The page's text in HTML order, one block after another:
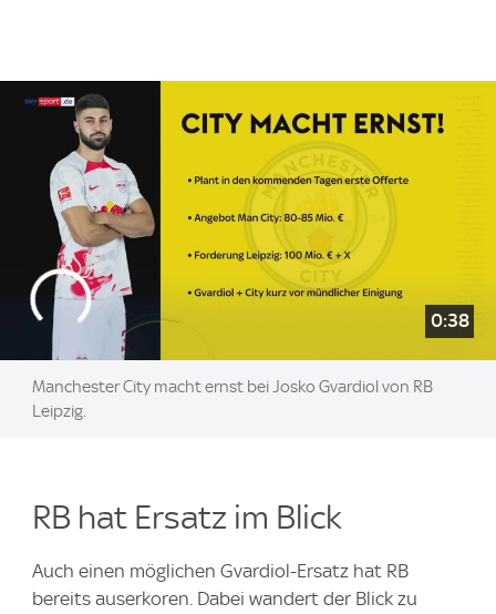
0:38
Manchester City macht ernst bei Josko Gvardiol von RB
Leipzig.
RB hat Ersatz im Blick
Auch einen möglichen Gvardiol-Ersatz hat RB
bereits auserkoren. Dabei wandert der Blick zu